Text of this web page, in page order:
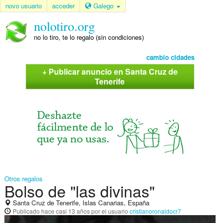
novo usuario acceder Galego
nolotiro.org
no lo tiro, te lo regalo (sin condiciones)
cambio cidades
+ Publicar anuncio en Santa Cruz de
Tenerife
Otros regalos
Bolso de "las divinas"
Santa Cruz de Tenerife, Islas Canarias, España
Publicado hace casi 13 añospor el usuario cristianoronaldocr7